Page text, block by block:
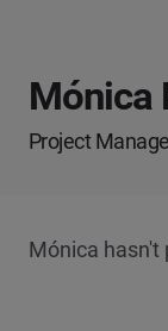
Mónica
Project
Mónica hasn't